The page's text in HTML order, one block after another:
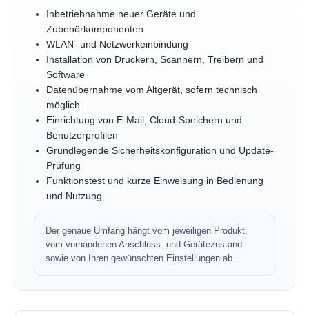
Inbetriebnahme neuer Geräte und
Zubehörkomponenten
WLAN- und Netzwerkeinbindung
Installation von Druckern, Scannern, Treibern und
Software
Datenübernahme vom Altgerät, sofern technisch
möglich
Einrichtung von E-Mail, Cloud-Speichern und
Benutzerprofilen
Grundlegende Sicherheitskonfiguration und Update-
Prüfung
Funktionstest und kurze Einweisung in Bedienung
und Nutzung
Der genaue Umfang hängt vom jeweiligen Produkt,
vom vorhandenen Anschluss- und Gerätezustand
sowie von Ihren gewünschten Einstellungen ab.